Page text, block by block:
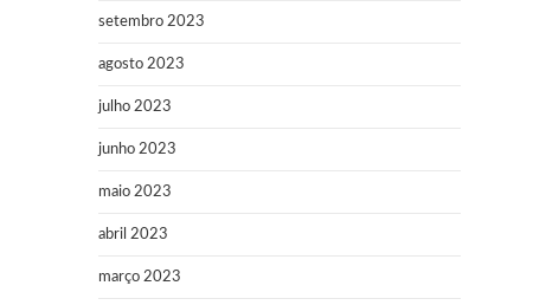
setembro 2023
agosto 2023
julho 2023
junho 2023
maio 2023
abril 2023
março 2023